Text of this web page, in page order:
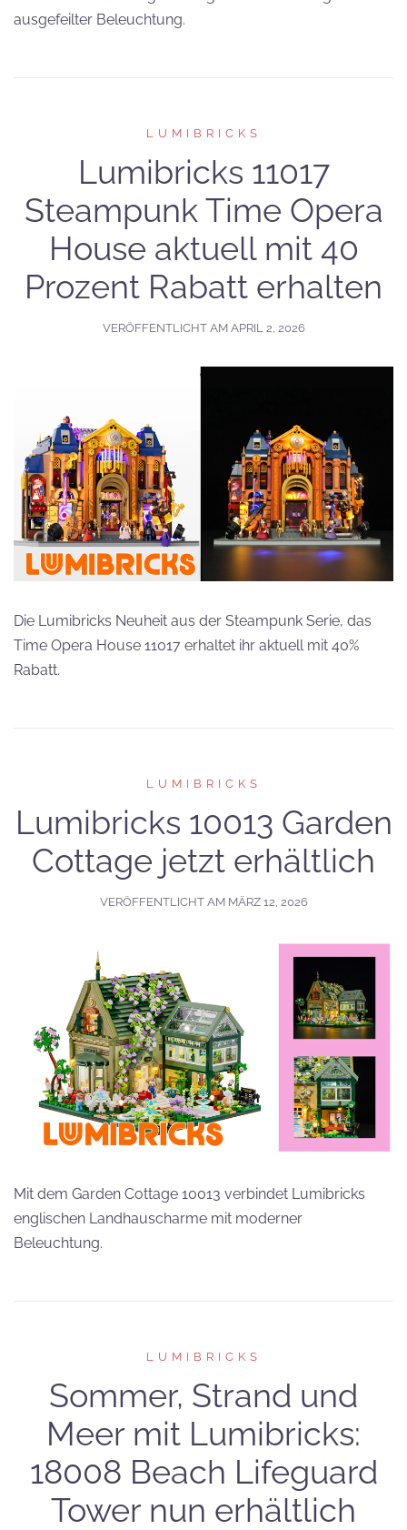
ausgefeilter Beleuchtung.
LUMIBRICKS
Lumibricks 11017
Steampunk Time Opera
House aktuell mit 40
Prozent Rabatt erhalten
VERÖFFENTLICHT AM APRIL 2, 2026
Die Lumibricks Neuheit aus der Steampunk Serie, das
Time Opera House 11017 erhaltet ihr aktuell mit 40%
Rabatt.
LUMIBRICKS
Lumibricks 10013 Garden
Cottage jetzt erhältlich
VERÖFFENTLICHT AM MÄRZ 12, 2026
Mit dem Garden Cottage 10013 verbindet Lumibricks
englischen Landhauscharme mit moderner
Beleuchtung.
LUMIBRICKS
Sommer, Strand und
Meer mit Lumibricks:
18008 Beach Lifeguard
Tower nun erhältlich